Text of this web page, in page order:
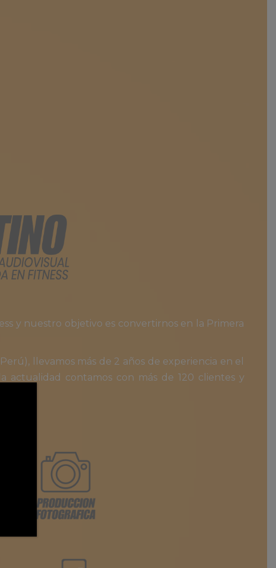
y nuestro objetivo es convertirnos en la Primera
llevamos más de 2 años de experiencia en el
actualidad contamos con más de 120 clientes y